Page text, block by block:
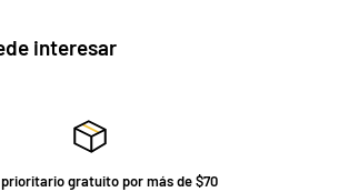
interesar
gratuito por más de $70